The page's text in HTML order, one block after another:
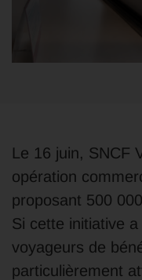
Le 16 juin, SNCF
opération
proposant 500
Si cette initiative
voyageurs de
particulièrement